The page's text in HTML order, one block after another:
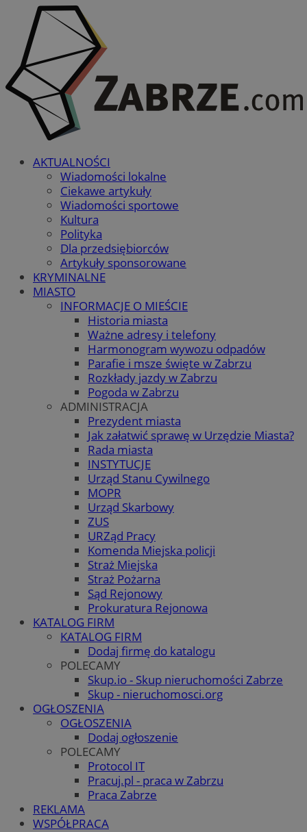
AKTUALNOŚCI
Wiadomości lokalne
Ciekawe artykuły
Wiadomości sportowe
Kultura
Polityka
Dla przedsiębiorców
Artykuły sponsorowane
KRYMINALNE
MIASTO
INFORMACJE O MIEŚCIE
Historia miasta
Ważne adresy i telefony
Harmonogram wywozu odpadów
Parafie i msze święte w Zabrzu
Rozkłady jazdy w Zabrzu
Pogoda w Zabrzu
ADMINISTRACJA
Prezydent miasta
Jak załatwić sprawę w Urzędzie Miasta?
Rada miasta
INSTYTUCJE
Urząd Stanu Cywilnego
MOPR
Urząd Skarbowy
ZUS
URZąd Pracy
Komenda Miejska policji
Straż Miejska
Straż Pożarna
Sąd Rejonowy
Prokuratura Rejonowa
KATALOG FIRM
KATALOG FIRM
Dodaj firmę do katalogu
POLECAMY
Skup.io - Skup nieruchomości Zabrze
Skup - nieruchomosci.org
OGŁOSZENIA
OGŁOSZENIA
Dodaj ogłoszenie
POLECAMY
Protocol IT
Pracuj.pl - praca w Zabrzu
Praca Zabrze
REKLAMA
WSPÓŁPRACA